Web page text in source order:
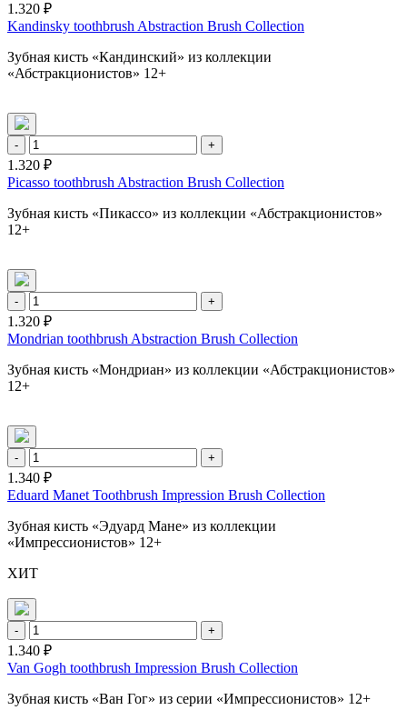
1.320 ₽
Kandinsky toothbrush Abstraction Brush Collection
Зубная кисть «Кандинский» из коллекции
«Абстракционистов» 12+
- +
1.320 ₽
Picasso toothbrush Abstraction Brush Collection
Зубная кисть «Пикассо» из коллекции «Абстракционистов»
12+
- +
1.320 ₽
Mondrian toothbrush Abstraction Brush Collection
Зубная кисть «Мондриан» из коллекции «Абстракционистов»
12+
- +
1.340 ₽
Eduard Manet Toothbrush Impression Brush Collection
Зубная кисть «Эдуард Мане» из коллекции
«Импрессионистов» 12+
ХИТ
- +
1.340 ₽
Van Gogh toothbrush Impression Brush Collection
Зубная кисть «Ван Гог» из серии «Импрессионистов» 12+